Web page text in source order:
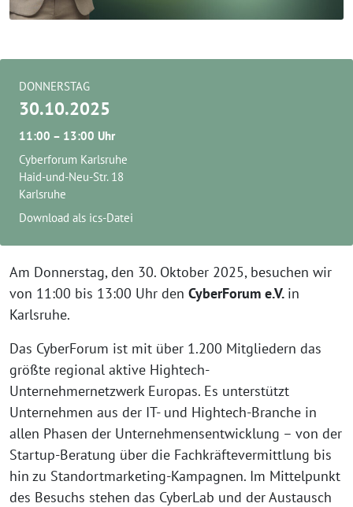
Am Donnerstag, den 30. Oktober 2025, besuchen wir
von 11:00 bis 13:00 Uhr den CyberForum e.V. in
Karlsruhe.
Das CyberForum ist mit über 1.200 Mitgliedern das
größte regional aktive Hightech-
Unternehmernetzwerk Europas. Es unterstützt
Unternehmen aus der IT- und Hightech-Branche in
allen Phasen der Unternehmensentwicklung – von der
Startup-Beratung über die Fachkräftevermittlung bis
hin zu Standortmarketing-Kampagnen. Im Mittelpunkt
des Besuchs stehen das CyberLab und der Austausch
DONNERSTAG
30.10.2025
11:00 – 13:00 Uhr
Cyberforum Karlsruhe
Haid-und-Neu-Str. 18
Karlsruhe
Download als ics-Datei